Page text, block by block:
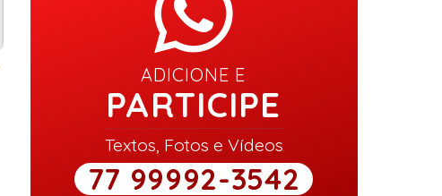
ADICIONE E
PARTICIPE
Textos, Fotos e Vídeos
77 99992-3542